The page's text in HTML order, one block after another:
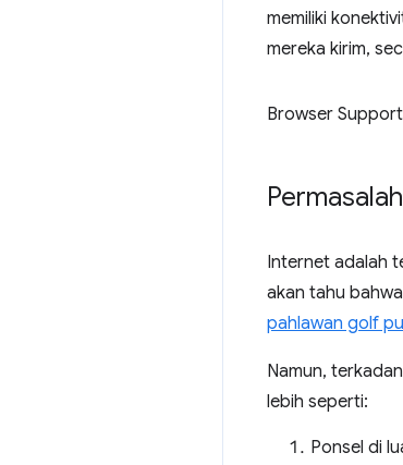
memiliki
mereka kirim,
Browser Support
Internet adalah
akan tahu bahwa
pahlawan golf
Namun,
lebih seperti:
Ponsel di